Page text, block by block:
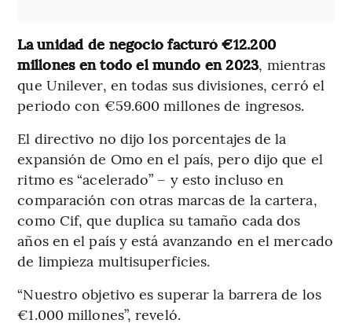
La unidad de negocio facturó €12.200
millones en todo el mundo en 2023, mientras
que Unilever, en todas sus divisiones, cerró el
periodo con €59.600 millones de ingresos.
El directivo no dijo los porcentajes de la
expansión de Omo en el país, pero dijo que el
ritmo es “acelerado” – y esto incluso en
comparación con otras marcas de la cartera,
como Cif, que duplica su tamaño cada dos
años en el país y está avanzando en el mercado
de limpieza multisuperficies.
“Nuestro objetivo es superar la barrera de los
€1.000 millones”, reveló.